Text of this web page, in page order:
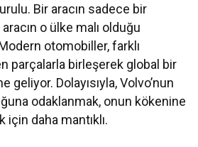
Bir aracın sadece bir
o ülke malı olduğu
otomobiller, farklı
parçalarla birleşerek global bir
geliyor. Dolayısıyla, Volvo’nun
odaklanmak, onun kökenine
için daha mantıklı.